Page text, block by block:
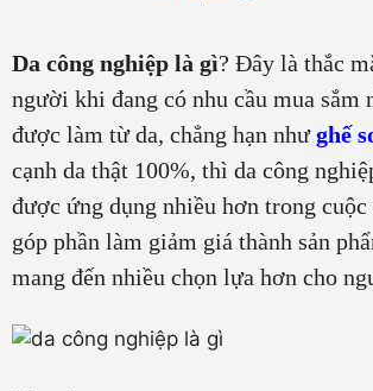
Da công nghiệp là gì? Đây là thắc
người khi đang có nhu cầu mua sắm
được làm từ da, chẳng hạn nhưghế
cạnh da thật 100%, thì da công
được ứng dụng nhiều hơn trong cuộc
góp phần làm giảm giá thành sản
mang đến nhiều chọn lựa hơn cho